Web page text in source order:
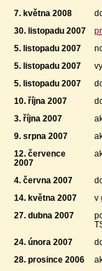
7. května 2008
30. listopadu 2007
5. listopadu 2007
5. listopadu 2007
5. listopadu 2007
10. října 2007
3. října 2007
9. srpna 2007
12. července
2007
4. června 2007
14. května 2007
v
27. dubna 2007
24. února 2007
28. prosince 2006